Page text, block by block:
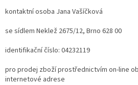
kontaktní osoba Jana Vašíčková
se sídlem Neklež 2675/12, Brno 628 00
identifikační číslo: 04232119
pro prodej zboží prostřednictvím on-line
internetové adrese